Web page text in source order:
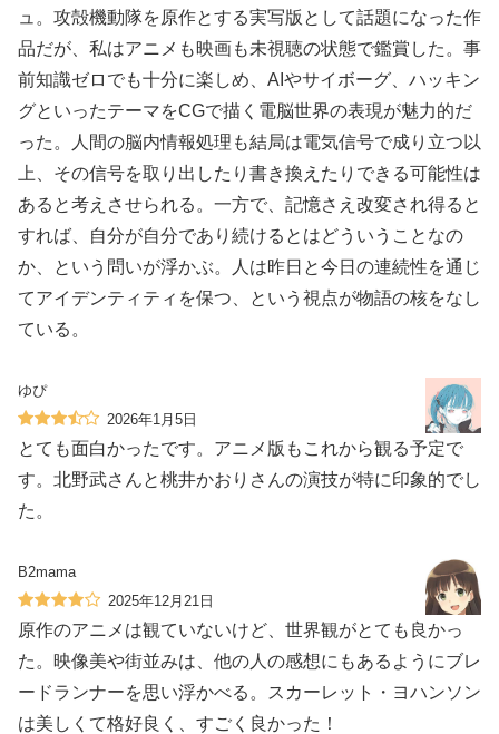
ュ。攻殻機動隊を原作とする実写版として話題になった作
品だが、私はアニメも映画も未視聴の状態で鑑賞した。事
前知識ゼロでも十分に楽しめ、AIやサイボーグ、ハッキン
グといったテーマをCGで描く電脳世界の表現が魅力的だ
った。人間の脳内情報処理も結局は電気信号で成り立つ以
上、その信号を取り出したり書き換えたりできる可能性は
あると考えさせられる。一方で、記憶さえ改変され得ると
すれば、自分が自分であり続けるとはどういうことなの
か、という問いが浮かぶ。人は昨日と今日の連続性を通じ
てアイデンティティを保つ、という視点が物語の核をなし
ている。
ゆぴ
2026年1月5日
とても面白かったです。アニメ版もこれから観る予定で
す。北野武さんと桃井かおりさんの演技が特に印象的でし
た。
B2mama
2025年12月21日
原作のアニメは観ていないけど、世界観がとても良かっ
た。映像美や街並みは、他の人の感想にもあるようにブレ
ードランナーを思い浮かべる。スカーレット・ヨハンソン
は美しくて格好良く、すごく良かった！